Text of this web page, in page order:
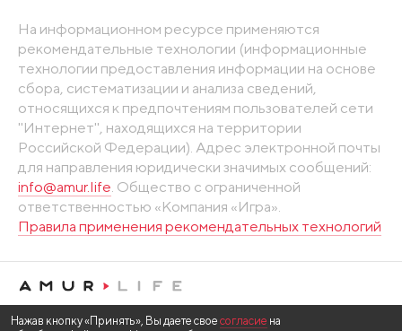
На информационном ресурсе применяются
рекомендательные технологии (информационные
технологии предоставления информации на основе
сбора, систематизации и анализа сведений,
относящихся к предпочтениям пользователей сети
"Интернет", находящихся на территории
Российской Федерации). Адрес электронной почты
для направления юридически значимых сообщений:
info@amur.life. Общество с ограниченной
ответственностью «Компания «Игра».
Правила применения рекомендательных технологий
Нажав кнопку «Принять», Вы даете свое согласие на